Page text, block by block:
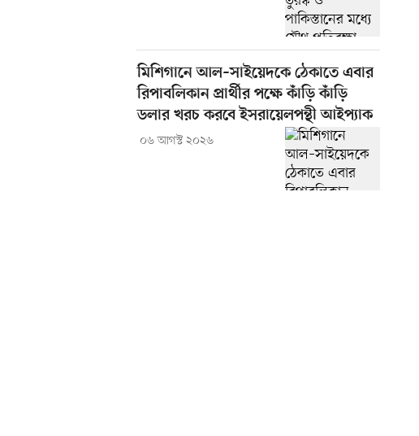
মিশিগানে আল–সাইয়েদকে ঠেকাতে এবার
রিপাবলিকান প্রার্থীর পক্ষে কাঁড়ি কাঁড়ি
ডলার খরচ করবে ইসরায়েলপন্থী আইপ্যাক
০৬ আগস্ট ২০২৬